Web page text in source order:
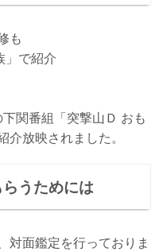
も
族」で紹介
関番組「突撃山Ｄ おも
放映されました。
うためには
対面鑑定を行っておりま